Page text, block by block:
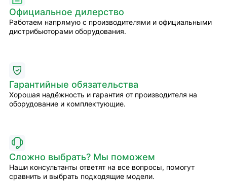
Официальное дилерство
Работаем напрямую с производителями и официальными
дистрибьюторами оборудования.
Гарантийные обязательства
Хорошая надёжность и гарантия от производителя на
оборудование и комплектующие.
Сложно выбрать? Мы поможем
Наши консультанты ответят на все вопросы, помогут
сравнить и выбрать подходящие модели.